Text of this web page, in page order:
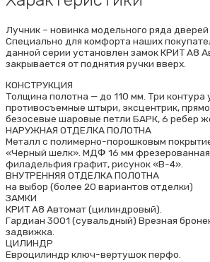
Лучник – новинка модельного ряда
Специально для комфорта наших
данной серии установлен замок КРИТ А8
закрывается от поднятия ручки вверх.
КОНСТРУКЦИЯ
Толщина полотна — до 110 мм. Три контура
противосъемные штыри, эксцентрик,
безосевые шаровые петли БАРК, 6 ребер
НАРУЖНАЯ ОТДЕЛКА ПОЛОТНА
Металл с полимерно-порошковым
«Черный шелк». МДФ 16 мм
филадельфия графит, рисунок «В-4».
ВНУТРЕННЯЯ ОТДЕЛКА ПОЛОТНА
на выбор (более 20 вариантов отделки)
ЗАМКИ
КРИТ А8 Автомат (цилиндровый).
Гардиан 3001 (сувальдный) Врезная
задвижка.
ЦИЛИНДР
Евроцилиндр ключ-вертушок перфо.